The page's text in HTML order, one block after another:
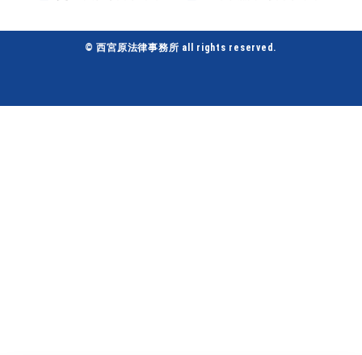
© 西宮原法律事務所 all rights reserved.